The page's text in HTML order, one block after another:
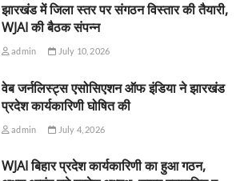
झारखंड में जिला स्तर पर संगठन विस्तार की तैयारी,
WJAI की बैठक संपन्न
admin July 10, 2026
वेब जर्नलिस्ट्स एसोसिएशन ऑफ इंडिया ने झारखंड
प्रदेश कार्यकारिणी घोषित की
admin July 4, 2026
WJAI बिहार प्रदेश कार्यकारिणी का हुआ गठन,